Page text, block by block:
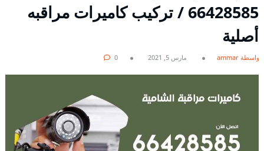
66428585 / تركيب كاميرات مراقبه
أصلية
بواسطة ammar مارس 5, 2021 0